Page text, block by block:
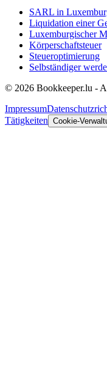
SARL in
Liquidation einer
Luxemburgischer
Körperschaftsteuer
Steueroptimierung
Selbständiger
© 2026 Bookkeeper.lu -
Impressum
Tätigkeiten Cookie-